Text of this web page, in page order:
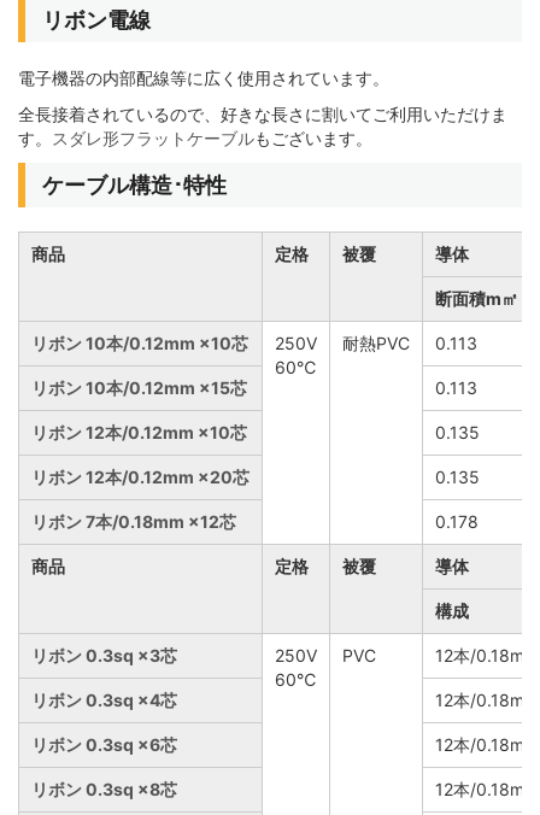
リボン電線
電子機器の内部配線等に広く使用されています。
全長接着されているので、好きな長さに割いてご利用いただけま
す。
スダレ形フラットケーブルもございます。
ケーブル構造･特性
商品 定格 被覆 導体
断面積m㎡
リボン 10本/0.12mm ×10芯
250V
60℃
耐熱PVC 0.113
リボン 10本/0.12mm ×15芯 0.113
リボン 12本/0.12mm ×10芯 0.135
リボン 12本/0.12mm ×20芯 0.135
リボン 7本/0.18mm ×12芯 0.178
商品 定格 被覆 導体
構成
リボン 0.3sq ×3芯
250V
60℃
PVC 12本/
リボン 0.3sq ×4芯 12本/
リボン 0.3sq ×6芯 12本/
リボン 0.3sq ×8芯 12本/